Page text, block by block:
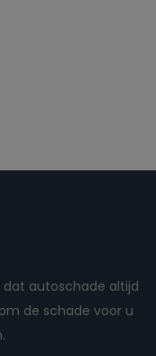
dat autoschade altijd
de schade voor u